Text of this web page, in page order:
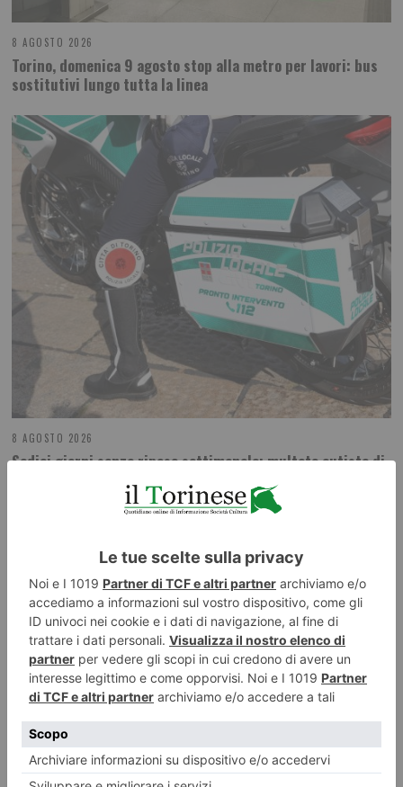
8 AGOSTO 2026
Torino, domenica 9 agosto stop alla metro per lavori: bus
sostitutivi lungo tutta la linea
8 AGOSTO 2026
Sedici giorni senza riposo settimanale: multato autista di
ILTORINESE POST RECENTI
LASCIA UN COMMENTO